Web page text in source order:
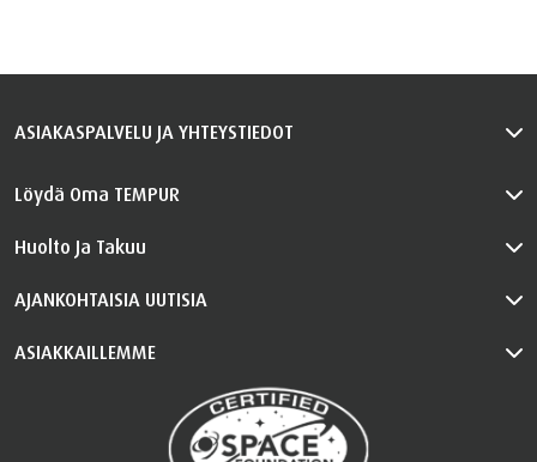
ASIAKASPALVELU JA YHTEYSTIEDOT
Löydä Oma TEMPUR
Huolto Ja Takuu
AJANKOHTAISIA UUTISIA
ASIAKKAILLEMME